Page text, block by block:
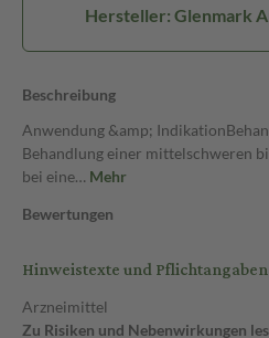
Hersteller: Glenmark
Beschreibung
Anwendung &amp;
Behandlung einer mittelschweren
bei eine… Mehr
Bewertungen
Hinweistexte und Pflichtangaben
Arzneimittel
Zu Risiken und Nebenwirkungen